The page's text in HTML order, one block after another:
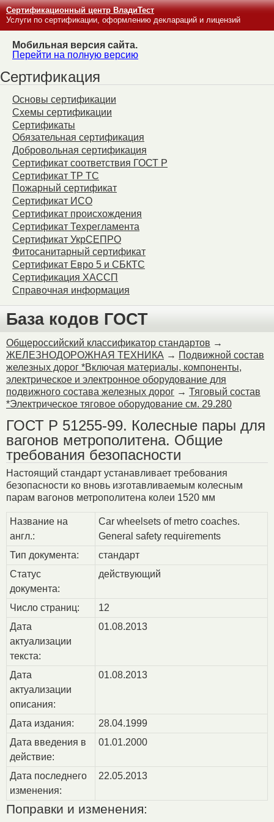
Сертификационный центр ВладиТест
Услуги по сертификации, оформлению деклараций и лицензий
Мобильная версия сайта.
Перейти на полную версию
Сертификация
Основы сертификации
Схемы сертификации
Сертификаты
Обязательная сертификация
Добровольная сертификация
Сертификат соответствия ГОСТ Р
Сертификат ТР ТС
Пожарный сертификат
Сертификат ИСО
Сертификат происхождения
Сертификат Техрегламента
Сертификат УкрСЕПРО
Фитосанитарный сертификат
Сертификат Евро 5 и СБКТС
Сертификация ХАССП
Справочная информация
База кодов ГОСТ
Общероссийский классификатор стандартов →
ЖЕЛЕЗНОДОРОЖНАЯ ТЕХНИКА → Подвижной состав
железных дорог *Включая материалы, компоненты,
электрическое и электронное оборудование для
подвижного состава железных дорог → Тяговый состав
*Электрическое тяговое оборудование см. 29.280
ГОСТ Р 51255-99. Колесные пары для
вагонов метрополитена. Общие
требования безопасности
Настоящий стандарт устанавливает требования
безопасности ко вновь изготавливаемым колесным
парам вагонов метрополитена колеи 1520 мм
Название на
англ.:
Car wheelsets of metro coaches.
General safety requirements
Тип документа:
стандарт
Статус
документа:
действующий
Число страниц:
12
Дата
актуализации
текста:
01.08.2013
Дата
актуализации
описания:
01.08.2013
Дата издания:
28.04.1999
Дата введения в
действие:
01.01.2000
Дата последнего
изменения:
22.05.2013
Поправки и изменения: